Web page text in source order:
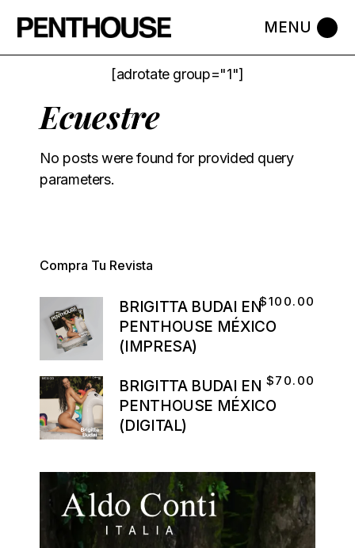
[adrotate group="1"]
Ecuestre
No posts were found for provided query
parameters.
Compra Tu Revista
BRIGITTA BUDAI EN
PENTHOUSE MÉXICO
(IMPRESA)
$100.00
BRIGITTA BUDAI EN
PENTHOUSE MÉXICO
(DIGITAL)
$70.00